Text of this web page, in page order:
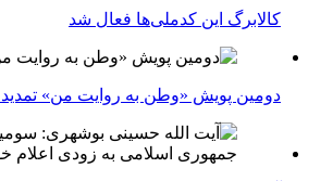
کالابرگ این کدملی‌ها فعال شد
دومین پویش «وطن به روایت من»